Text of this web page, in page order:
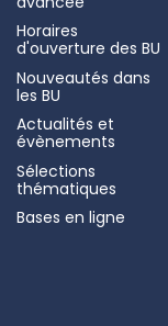
Horaires
d'ouverture des BU
Nouveautés dans
les BU
Actualités et
évènements
Sélections
thématiques
Bases en ligne